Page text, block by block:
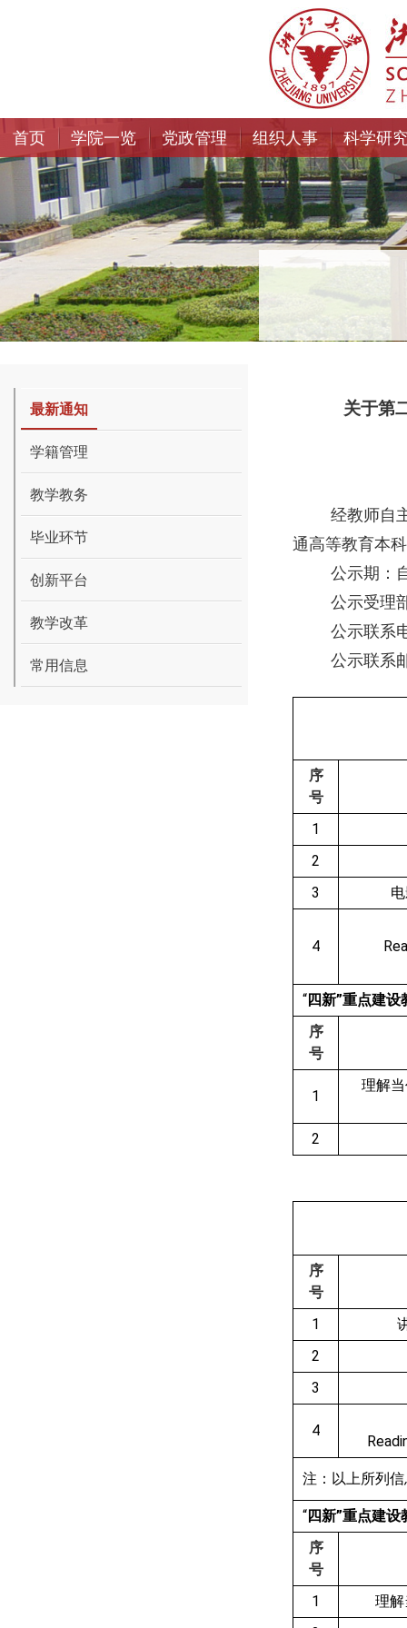
首页 学院一览 党政管理 组织人事 科学研
最新通知
学籍管理
教学教务
毕业环节
创新平台
教学改革
常用信息
关于第
经教师自
通高等教育本
公示期：
公示受理
公示联系
公示联系
序
号
1
2
3
4
“四新”重点建
序
号
1
理解
2
序
号
1
2
3
4
注：以上所列
“四新”重点建
序
号
1
理